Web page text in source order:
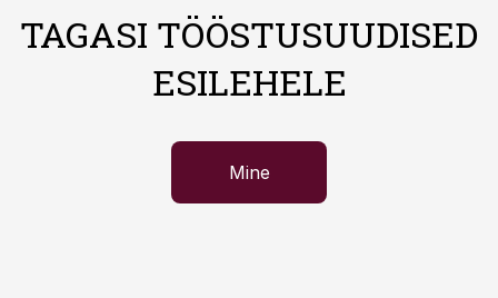
TAGASI TÖÖSTUSUUDISED
ESILEHELE
Mine